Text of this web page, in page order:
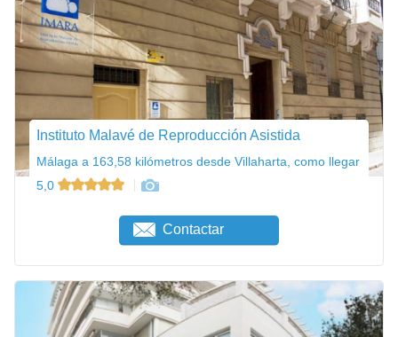
Instituto Malavé de Reproducción Asistida
Málaga a 163,58 kilómetros desde Villaharta, como llegar
5,0
Contactar